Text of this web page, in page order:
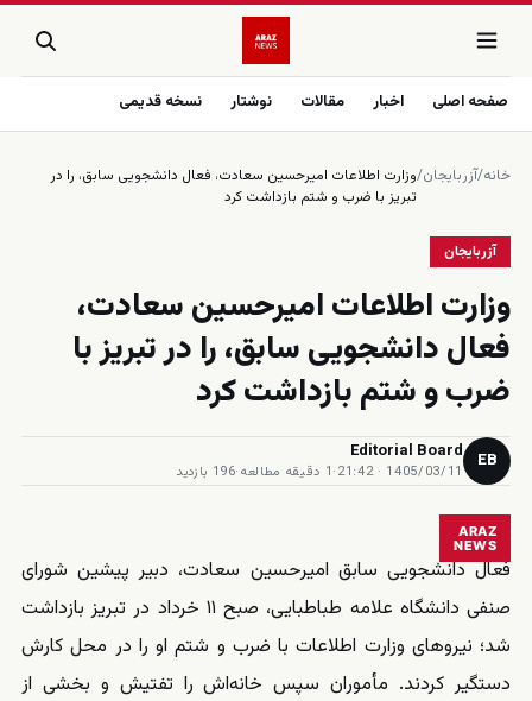
صفحه اصلی اخبار مقالات نوشتار نسخه قدیمی
خانه/آزربایجان/وزارت اطلاعات امیرحسین سعادت، فعال دانشجویی سابق، را در
تبریز با ضرب و شتم بازداشت کرد
آزربایجان
وزارت اطلاعات امیرحسین سعادت،
فعال دانشجویی سابق، را در تبریز با
ضرب و شتم بازداشت کرد
EB
Editorial Board
1405/03/11 · 21:42
·1 دقیقه مطالعه ·196 بازدید
ARAZ
NEWS
فعال دانشجویی سابق امیرحسین سعادت، دبیر پیشین شورای
صنفی دانشگاه علامه طباطبایی، صبح ۱۱ خرداد در تبریز بازداشت
شد؛ نیروهای وزارت اطلاعات با ضرب و شتم او را در محل کارش
دستگیر کردند. مأموران سپس خانه‌اش را تفتیش و بخشی از